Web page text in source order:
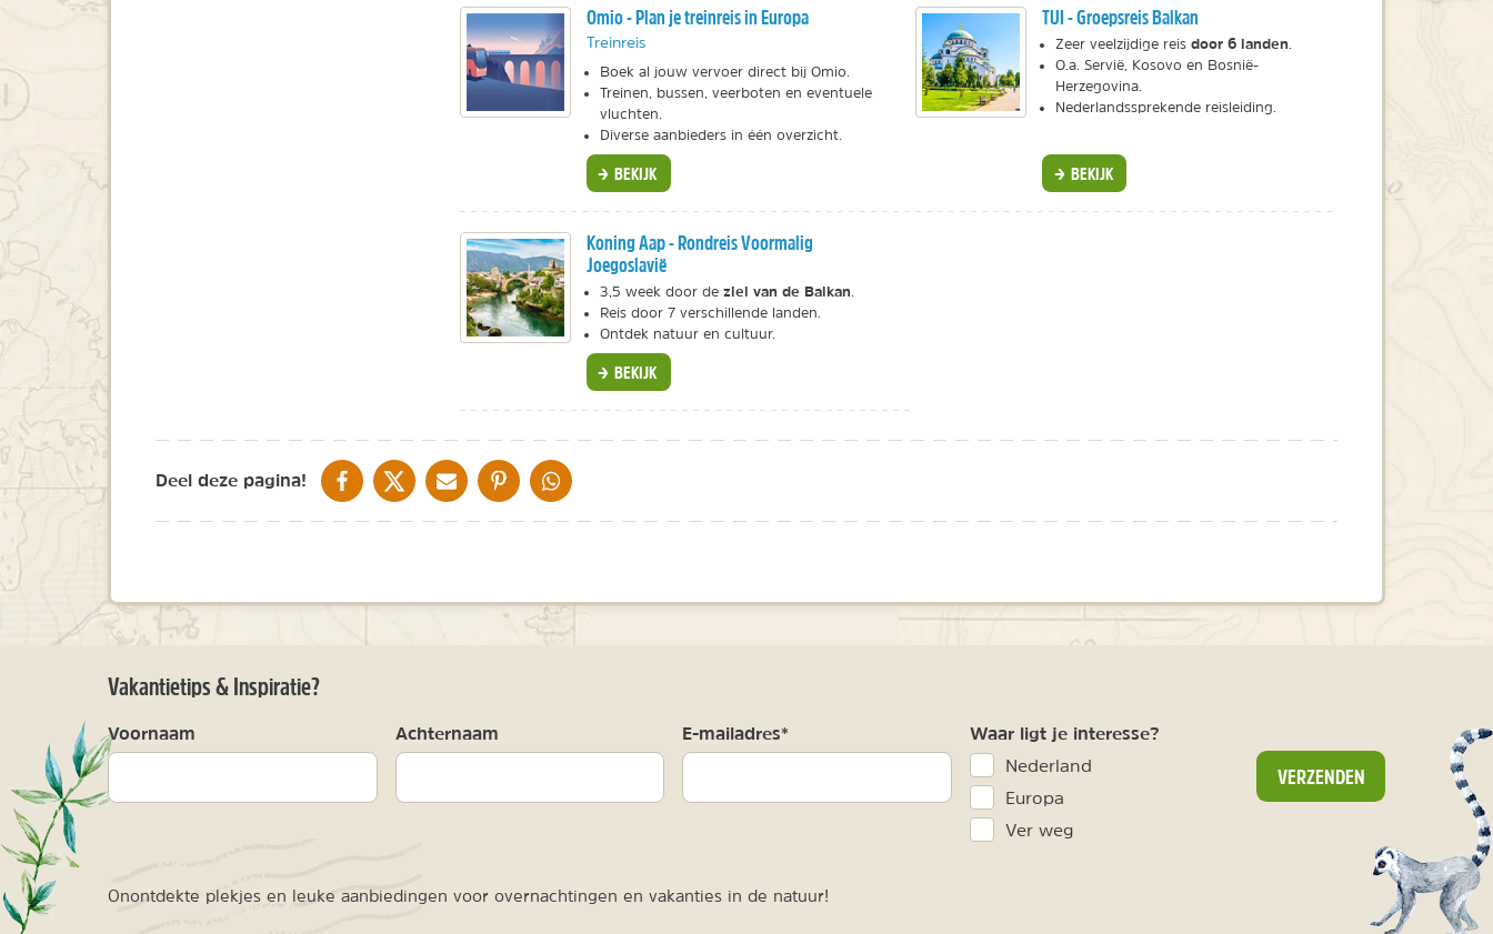
Omio - Plan je treinreis in Europa
Treinreis
Boek al jouw vervoer direct bij Omio.
Treinen, bussen, veerboten en eventuele
vluchten.
Diverse aanbieders in één overzicht.
BEKIJK
TUI - Groepsreis Balkan
Zeer veelzijdige reis door 6 landen
O.a. Servië, Kosovo en Bosnië-
Herzegovina.
Nederlandssprekende reisleiding.
BEKIJK
Koning Aap - Rondreis Voormalig
Joegoslavië
3,5 week door de ziel van de Balkan
Reis door 7 verschillende landen.
Ontdek natuur en cultuur.
BEKIJK
Deel deze pagina! DELEN OP FACEBOOK
DELEN OP XDELEN VIA DE MAIL
DELEN OP PINTEREST
DELEN OP WHATSAPP
Vakantietips & Inspiratie?
Voornaam Achternaam E-mailadres* Waar ligt je interesse?
Nederland
Europa
Ver weg
VERZENDEN
Onontdekte plekjes en leuke aanbiedingen voor overnachtingen en vakanties in de natuur!